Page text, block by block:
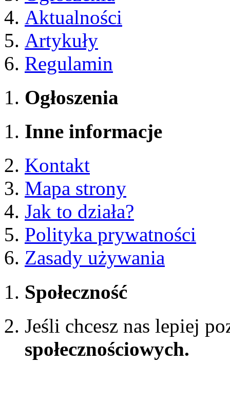
Aktualności
Artykuły
Regulamin
Ogłoszenia
Inne informacje
Kontakt
Mapa strony
Jak to działa?
Polityka prywatności
Zasady używania
Społeczność
Jeśli chcesz nas lepiej
społecznościowych.